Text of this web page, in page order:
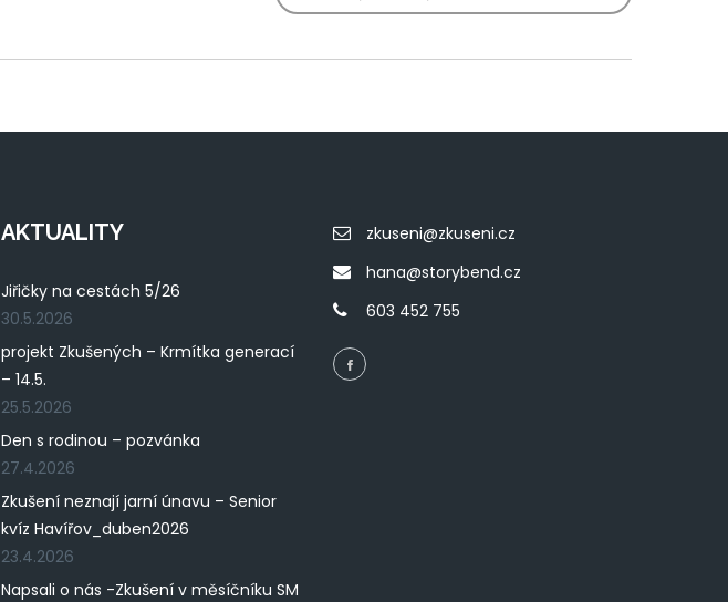
AKTUALITY
Jiřičky na cestách 5/26
30.5.2026
projekt Zkušených – Krmítka generací
– 14.5.
25.5.2026
Den s rodinou – pozvánka
27.4.2026
Zkušení neznají jarní únavu – Senior
kvíz Havířov_duben2026
23.4.2026
Napsali o nás -Zkušení v měsíčníku SM
zkuseni@zkuseni.cz
hana@storybend.cz
603 452 755